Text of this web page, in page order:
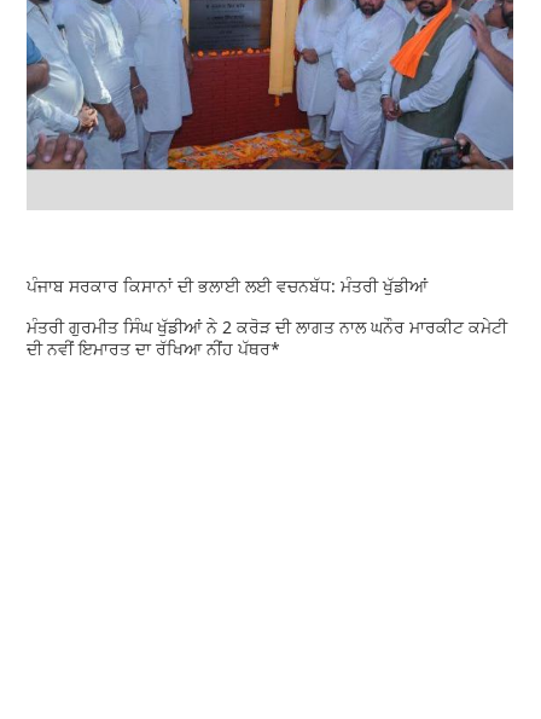
ਪੰਜਾਬ ਸਰਕਾਰ ਕਿਸਾਨਾਂ ਦੀ ਭਲਾਈ ਲਈ ਵਚਨਬੱਧ: ਮੰਤਰੀ ਖੁੱਡੀਆਂ
ਮੰਤਰੀ ਗੁਰਮੀਤ ਸਿੰਘ ਖੁੱਡੀਆਂ ਨੇ 2 ਕਰੋੜ ਦੀ ਲਾਗਤ ਨਾਲ ਘਨੌਰ ਮਾਰਕੀਟ ਕਮੇਟੀ
ਦੀ ਨਵੀਂ ਇਮਾਰਤ ਦਾ ਰੱਖਿਆ ਨੀਂਹ ਪੱਥਰ*